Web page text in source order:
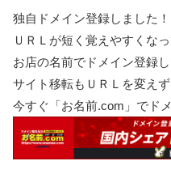
独自ドメイン登録しました
ＵＲＬが短く覚えやすくな
お店の名前でドメイン登録
サイト移転もＵＲＬを変えず
今すぐ「お名前.com」でド